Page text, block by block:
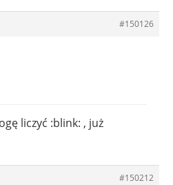
#150126
liczyć :blink: , już
#150212